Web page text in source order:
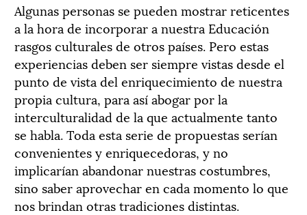
Algunas personas se pueden mostrar reticentes
a la hora de incorporar a nuestra Educación
rasgos culturales de otros países. Pero estas
experiencias deben ser siempre vistas desde el
punto de vista del enriquecimiento de nuestra
propia cultura, para así abogar por la
interculturalidad de la que actualmente tanto
se habla. Toda esta serie de propuestas serían
convenientes y enriquecedoras, y no
implicarían abandonar nuestras costumbres,
sino saber aprovechar en cada momento lo que
nos brindan otras tradiciones distintas.